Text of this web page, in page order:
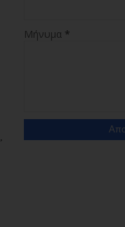
Μήνυμα *